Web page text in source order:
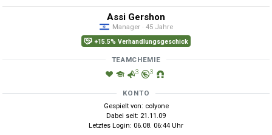
Assi Gershon
Manager · 45 Jahre
+15.5% Verhandlungsgeschick
TEAMCHEMIE
3 3
KONTO
Gespielt von: colyone
Dabei seit: 21.11.09
Letztes Login: 06.08. 06:44 Uhr